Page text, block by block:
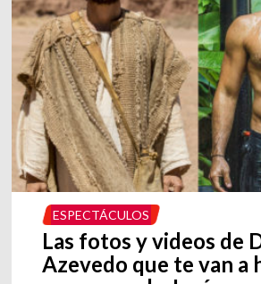
ESPECTÁCULOS
Las fotos y videos de
Azevedo que te van a